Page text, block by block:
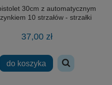
30cm z automatycznym
10 strzałów - strzałki
37,00 zł
do koszyka